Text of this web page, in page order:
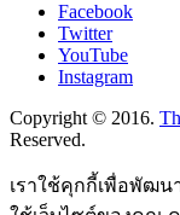
Facebook
Twitter
YouTube
Instagram
Copyright © 2016.
Reserved.
เราใช้คุกกี้เพื่อพัฒ